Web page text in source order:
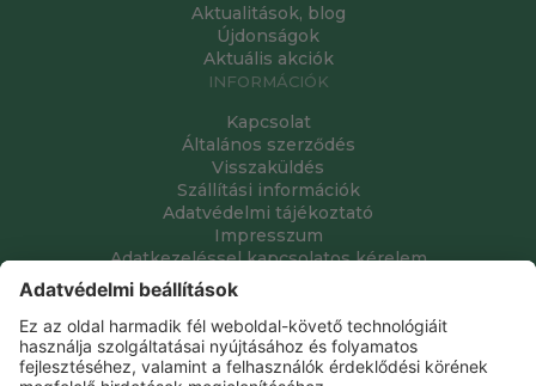
Aktualitások, blog
Újdonságok
Aktuális akciók
INFORMÁCIÓK
Kapcsolat
Általános szerződés
Visszaküldés
Szállítási információk
Adatvédelmi tájékoztató
Impresszum
Adatkezeléssel kapcsolatos kérelem